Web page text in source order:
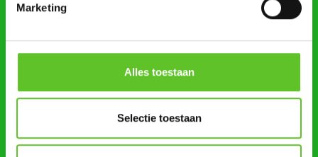
Marketing
Alles toestaan
Selectie toestaan